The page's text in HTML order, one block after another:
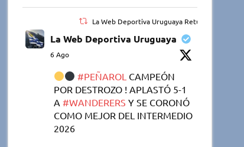
La Web Deportiva Uruguaya Retuiteado
La Web Deportiva Uruguaya
6 Ago
#PEÑAROL CAMPEÓN
POR DESTROZO ! APLASTÓ 5-1
A#WANDERERS Y SE CORONÓ
COMO MEJOR DEL INTERMEDIO
2026